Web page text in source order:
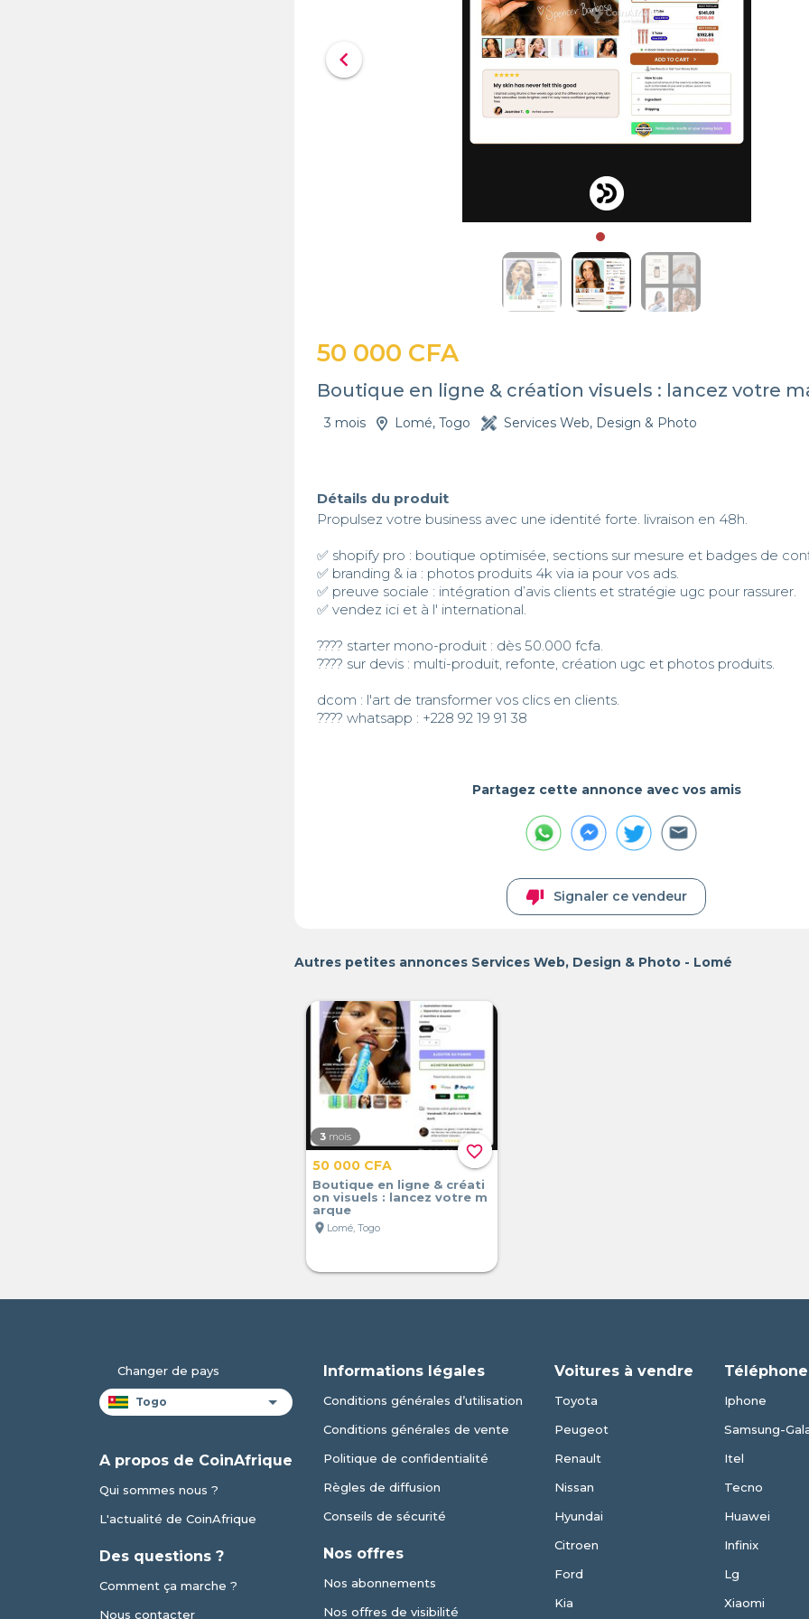
chevron_left
50 000 CFA
Boutique en ligne & création visuels : lancez votre
3 mois Lomé, Togo Services Web, Design & Photo
Détails du produit
Propulsez votre business avec une identité forte. livraison en 48h.
✅ shopify pro : boutique optimisée, sections sur mesure et badges de
✅ branding & ia : photos produits 4k via ia pour vos ads.
✅ preuve sociale : intégration d’avis clients et stratégie ugc pour rassurer.
✅ vendez ici et à l' international.
???? starter mono-produit : dès 50.000 fcfa.
???? sur devis : multi-produit, refonte, création ugc et photos produits.
dcom : l'art de transformer vos clics en clients.
???? whatsapp : +228 92 19 91 38
Partagez cette annonce avec vos amis
thumb_down Signaler ce vendeur
Autres petites annonces Services Web, Design & Photo - Lomé
favorite_border
3 mois
50 000 CFA
Boutique en ligne & créati
on visuels : lancez votre m
arque
location_on Lomé, Togo
Changer de pays
A propos de CoinAfrique
Qui sommes nous ?
L'actualité de CoinAfrique
Des questions ?
Comment ça marche ?
Nous contacter
Informations légales
Conditions générales d’utilisation
Conditions générales de vente
Politique de confidentialité
Règles de diffusion
Conseils de sécurité
Nos offres
Nos abonnements
Nos offres de visibilité
Voitures à vendre
Toyota
Peugeot
Renault
Nissan
Hyundai
Citroen
Ford
Kia
Iphone
Samsung-
Itel
Tecno
Huawei
Infinix
Lg
Xiaomi